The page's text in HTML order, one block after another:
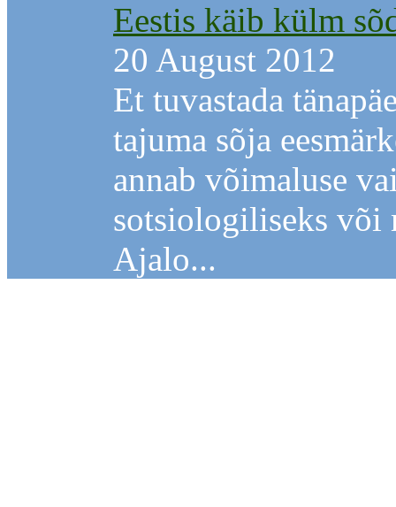
Eestis käib külm
20 August 2012
Et tuvastada
tajuma sõja
annab võimaluse
sotsiologiliseks või
Ajalo...